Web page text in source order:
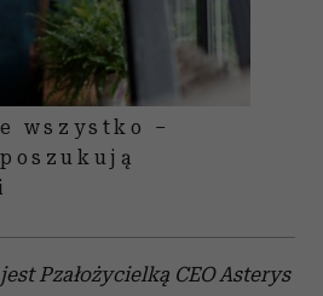
wszystko –
Pzałożycielką CEO Asterys